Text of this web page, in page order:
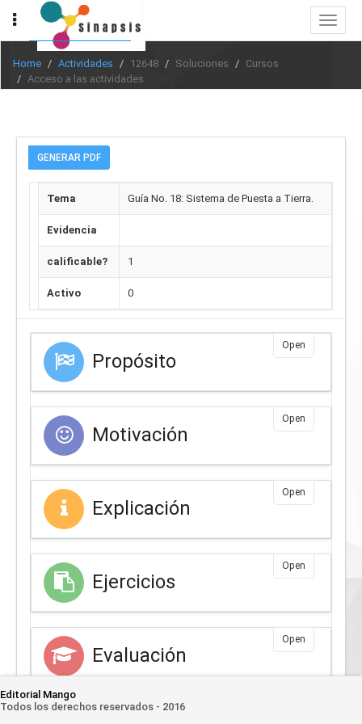
Toggle
Home Actividades 12648 Soluciones
Cursos
Acceso a las actividades
GENERAR PDF
Tema Guía No. 18: Sistema de Puesta a Tierra.
Evidencia
calificable? 1
Activo 0
Propósito
Open
Motivación
Open
Explicación
Open
Ejercicios
Open
Evaluación
Open
Editorial Mango
Todos los derechos reservados - 2016